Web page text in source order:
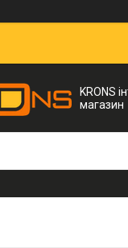
KRONS
магазин